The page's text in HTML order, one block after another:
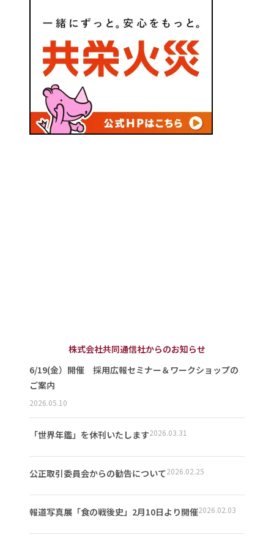
株式会社共同通信社からのお知らせ
6/19(金）開催 採用広報セミナー＆ワークショップの
ご案内
2026.05.10
「世界年鑑」を休刊いたします2026.03.31
公正取引委員会からの勧告について2026.02.25
報道写真展「食の戦後史」2月10日より開催2026.02.03